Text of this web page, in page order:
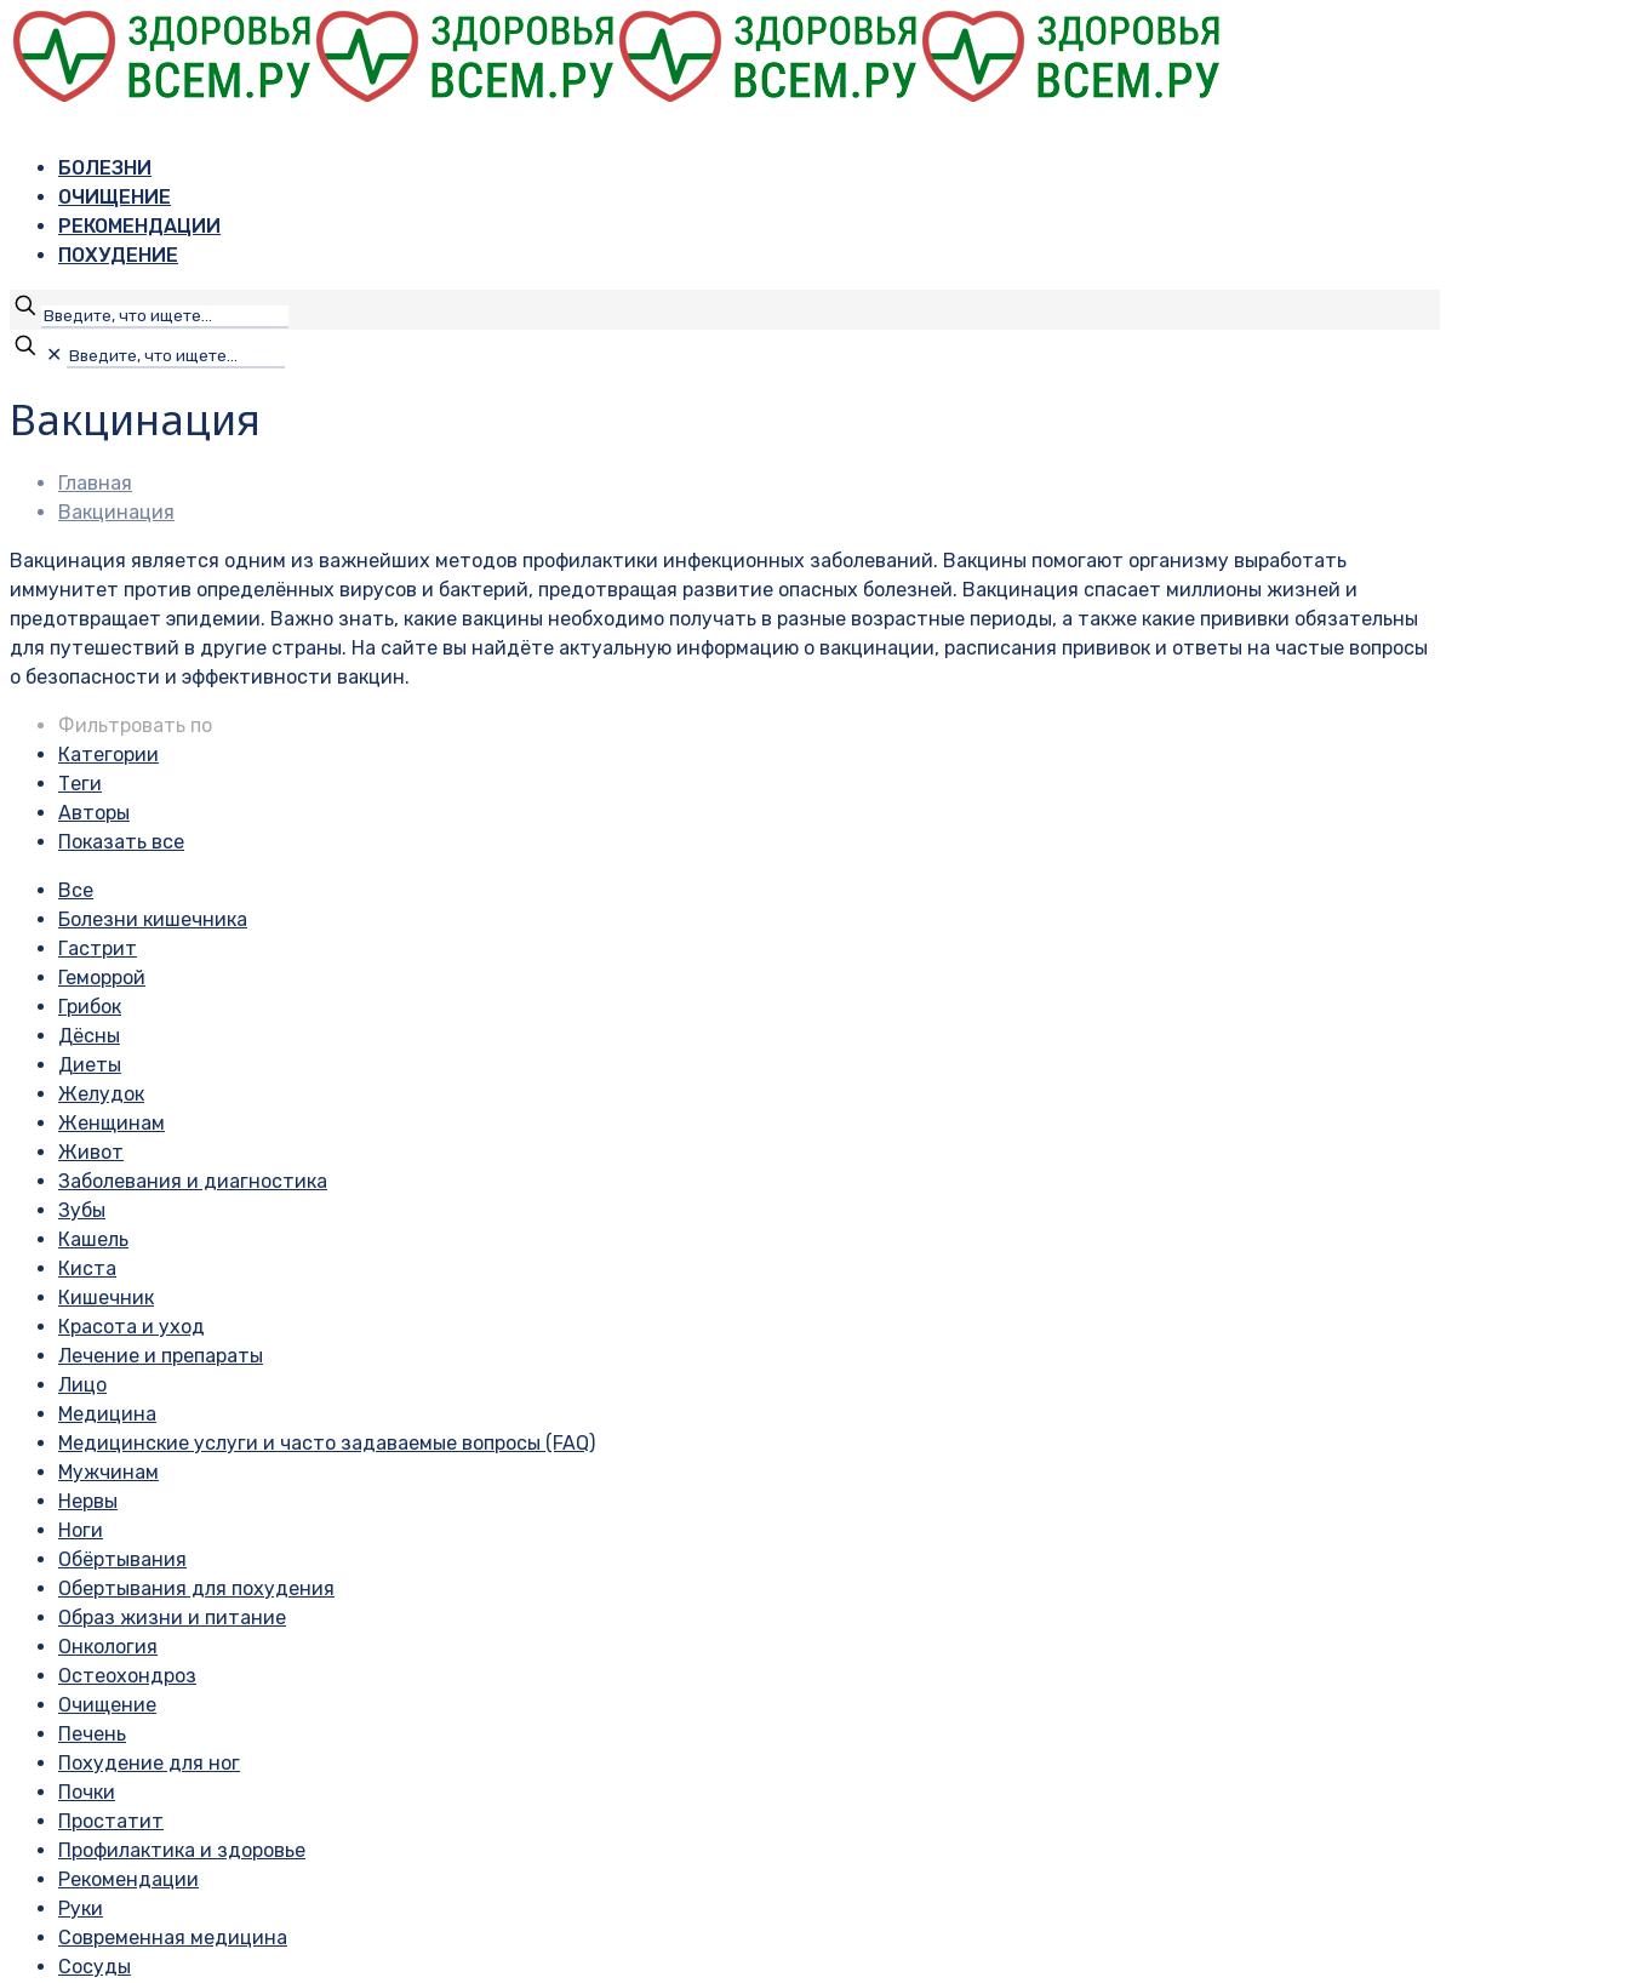
БОЛЕЗНИ
ОЧИЩЕНИЕ
РЕКОМЕНДАЦИИ
ПОХУДЕНИЕ
✕
Вакцинация
Главная
Вакцинация
Вакцинация является одним из важнейших методов профилактики инфекционных заболеваний. Вакцины помогают организму выработать
иммунитет против определённых вирусов и бактерий, предотвращая развитие опасных болезней. Вакцинация спасает миллионы жизней и
предотвращает эпидемии. Важно знать, какие вакцины необходимо получать в разные возрастные периоды, а также какие прививки обязательны
для путешествий в другие страны. На сайте вы найдёте актуальную информацию о вакцинации, расписания прививок и ответы на частые вопросы
о безопасности и эффективности вакцин.
Фильтровать по
Категории
Теги
Авторы
Показать все
Все
Болезни кишечника
Гастрит
Геморрой
Грибок
Дёсны
Диеты
Желудок
Женщинам
Живот
Заболевания и диагностика
Зубы
Кашель
Киста
Кишечник
Красота и уход
Лечение и препараты
Лицо
Медицина
Медицинские услуги и часто задаваемые вопросы (FAQ)
Мужчинам
Нервы
Ноги
Обёртывания
Обертывания для похудения
Образ жизни и питание
Онкология
Остеохондроз
Очищение
Печень
Похудение для ног
Почки
Простатит
Профилактика и здоровье
Рекомендации
Руки
Современная медицина
Сосуды